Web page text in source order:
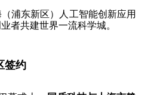
浦东新区）人工智能创新应用
者共建世界一流科学城。
签约